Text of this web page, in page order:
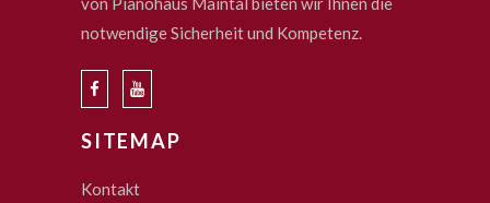
notwendige Sicherheit und Kompetenz.
SITEMAP
Kontakt